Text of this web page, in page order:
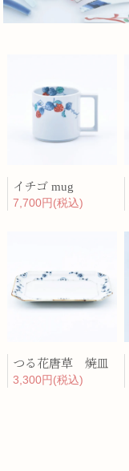
イチゴ mug
7,700円(税込)
つる花唐草 焼皿
3,300円(税込)